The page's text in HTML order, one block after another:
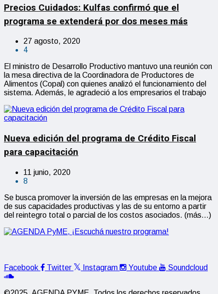
Precios Cuidados: Kulfas confirmó que el
programa se extenderá por dos meses más
27 agosto, 2020
4
El ministro de Desarrollo Productivo mantuvo una reunión con
la mesa directiva de la Coordinadora de Productores de
Alimentos (Copal) con quienes analizó el funcionamiento del
sistema. Además, le agradeció a los empresarios el trabajo
Nueva edición del programa de Crédito Fiscal
para capacitación
11 junio, 2020
8
Se busca promover la inversión de las empresas en la mejora
de sus capacidades productivas y las de su entorno a partir
del reintegro total o parcial de los costos asociados. (más…)
Facebook Twitter Instagram Youtube Soundcloud